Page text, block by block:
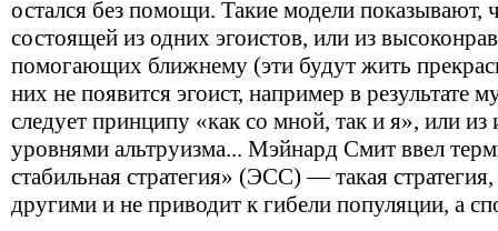
остался без помощи. Такие модели показывают,
состоящей из одних эгоистов, или из
помогающих ближнему (эти будут жить
них не появится эгоист, например в результате
следует принципу «как со мной, так и я», или
уровнями альтруизма... Мэйнард Смит ввел
стабильная стратегия» (ЭСС) — такая
другими и не приводит к гибели популяции, а